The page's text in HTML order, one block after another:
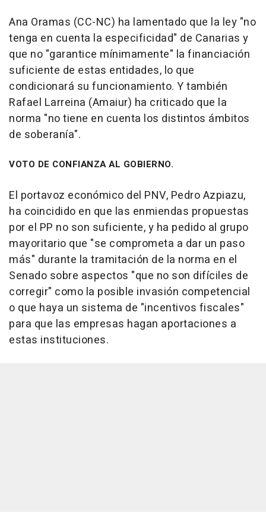
Ana Oramas (CC-NC) ha lamentado que la ley "no
tenga en cuenta la especificidad" de Canarias y
que no "garantice mínimamente" la financiación
suficiente de estas entidades, lo que
condicionará su funcionamiento. Y también
Rafael Larreina (Amaiur) ha criticado que la
norma "no tiene en cuenta los distintos ámbitos
de soberanía".
VOTO DE CONFIANZA AL GOBIERNO.
El portavoz económico del PNV, Pedro Azpiazu,
ha coincidido en que las enmiendas propuestas
por el PP no son suficiente, y ha pedido al grupo
mayoritario que "se comprometa a dar un paso
más" durante la tramitación de la norma en el
Senado sobre aspectos "que no son difíciles de
corregir" como la posible invasión competencial
o que haya un sistema de "incentivos fiscales"
para que las empresas hagan aportaciones a
estas instituciones.